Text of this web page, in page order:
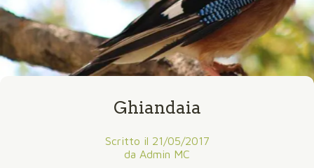
Ghiandaia
Scritto il 21/05/2017
da Admin MC